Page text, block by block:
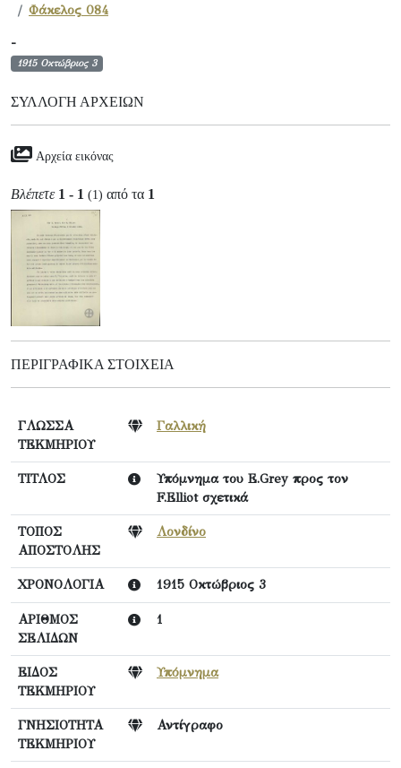
Φάκελος 084
-
1915 Οκτώβριος 3
ΣΥΛΛΟΓΉ ΑΡΧΕΊΩΝ
Αρχεία εικόνας
Βλέπετε 1 - 1 (1) από τα 1
ΠΕΡΙΓΡΑΦΙΚΆ ΣΤΟΙΧΕΊΑ
ΓΛΩΣΣΑ
ΤΕΚΜΗΡΙΟΥ
Γαλλική
ΤΙΤΛΟΣ
Υπόμνημα του E.Grey προς τον
F.Elliot σχετικά
ΤΟΠΟΣ
ΑΠΟΣΤΟΛΗΣ
Λονδίνο
ΧΡΟΝΟΛΟΓΙΑ 1915 Οκτώβριος 3
ΑΡΙΘΜΟΣ
ΣΕΛΙΔΩΝ
1
ΕΙΔΟΣ
ΤΕΚΜΗΡΙΟΥ
Υπόμνημα
ΓΝΗΣΙΟΤΗΤΑ
ΤΕΚΜΗΡΙΟΥ
Αντίγραφο